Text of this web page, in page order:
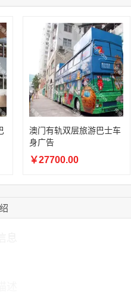
澳门有轨双层旅游巴士车
身广告
￥27700.00